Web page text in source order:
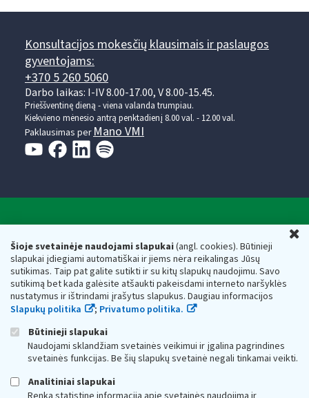
Šioje svetainėje naudojami slapukai(angl. cookies). Būtinieji
slapukai įdiegiami automatiškai ir jiems nėra reikalingas Jūsų
sutikimas. Taip pat galite sutikti ir su kitų slapukų naudojimu. Savo
sutikimą bet kada galėsite atšaukti pakeisdami interneto naršyklės
nustatymus ir ištrindami įrašytus slapukus. Daugiau informacijos
Slapukų politika
; Privatumo politika.
Būtinieji slapukai
Naudojami sklandžiam svetainės veikimui ir įgalina pagrindines
svetainės funkcijas. Be šių slapukų svetainė negali tinkamai veikti.
Analitiniai slapukai
Konsultacijos mokesčių klausimais ir paslaugos
gyventojams:
+370 5 260 5060
Darbo laikas: I-IV 8.00-17.00, V 8.00-15.45.
Prieššventinę dieną - viena valanda trumpiau.
Kiekvieno mėnesio antrą penktadienį 8.00 val. - 12.00 val.
Paklausimas per Mano VMI
Respublikos finansų ministerijos
Biudžetinė įstaiga. Juridinio asmens kodas — 188659752,
adresas: Vasario 16-osios g. 14, 01107 Vilnius, Lietuva, el.paštas:
vmi@vmi.lt, E. pristatymo dėžutės adresas 188659752
Duomenys apie Valstybinę mokesčių inspekciją prie Lietuvos
Respublikos finansų ministerijos kaupiami ir saugomi Juridinių